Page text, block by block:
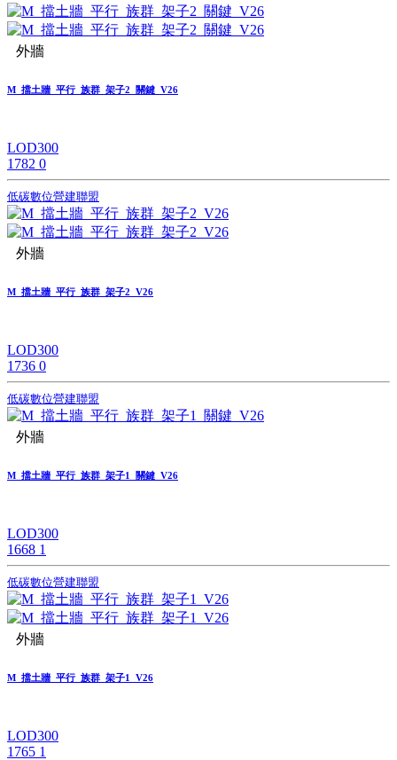
外牆
M_擋土牆_平行_族群_架子2_關鍵_V26
LOD300
1782 0
低碳數位營建聯盟
外牆
M_擋土牆_平行_族群_架子2_V26
LOD300
1736 0
低碳數位營建聯盟
外牆
M_擋土牆_平行_族群_架子1_關鍵_V26
LOD300
1668 1
低碳數位營建聯盟
外牆
M_擋土牆_平行_族群_架子1_V26
LOD300
1765 1